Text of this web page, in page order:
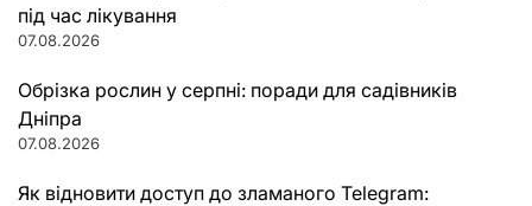
під час лікування
07.08.2026
Обрізка рослин у серпні: поради для садівників
Дніпра
07.08.2026
Як відновити доступ до зламаного Telegram: